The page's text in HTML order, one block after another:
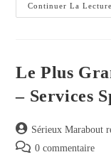
Continuer La Lecture
Le Plus
– Services
Sérieux Marabout
0 commentaire